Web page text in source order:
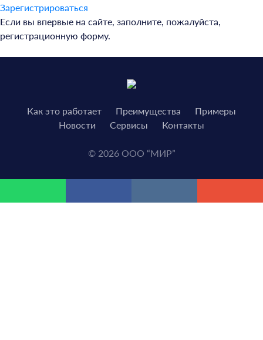
Зарегистрироваться
Если вы впервые на сайте, заполните, пожалуйста,
регистрационную форму.
Как это работает Преимущества
Примеры
Новости
Сервисы Контакты
© 2026 ООО “МИР”